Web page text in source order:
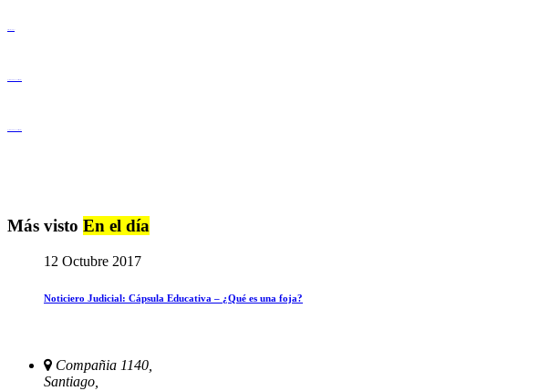
Más visto En el día
12 Octubre 2017
Noticiero Judicial: Cápsula Educativa – ¿Qué es una foja?
Compañia 1140,
Santiago,